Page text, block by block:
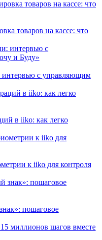
товаров на кассе: что
интервью с управляющим
в iiko: как легко
к iiko для контроля
пошаговое